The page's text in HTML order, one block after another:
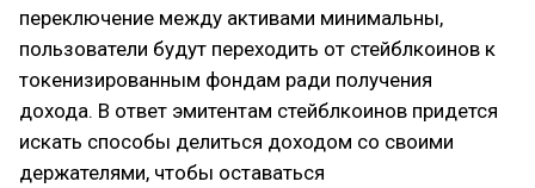
переключение между активами минимальны,
пользователи будут переходить от стейблкоинов к
токенизированным фондам ради получения
дохода. В ответ эмитентам стейблкоинов придется
искать способы делиться доходом со своими
держателями, чтобы оставаться